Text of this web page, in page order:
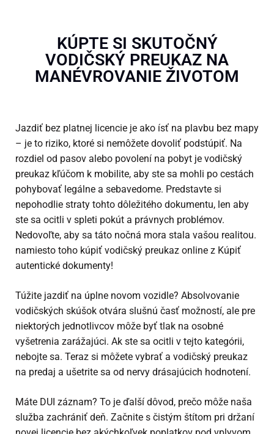
KÚPTE SI SKUTOČNÝ
VODIČSKÝ PREUKAZ NA
MANÉVROVANIE ŽIVOTOM
Jazdiť bez platnej licencie je ako ísť na plavbu bez mapy
– je to riziko, ktoré si nemôžete dovoliť podstúpiť. Na
rozdiel od pasov alebo povolení na pobyt je vodičský
preukaz kľúčom k mobilite, aby ste sa mohli po cestách
pohybovať legálne a sebavedome. Predstavte si
nepohodlie straty tohto dôležitého dokumentu, len aby
ste sa ocitli v spleti pokút a právnych problémov.
Nedovoľte, aby sa táto nočná mora stala vašou realitou.
namiesto toho kúpiť vodičský preukaz online z Kúpiť
autentické dokumenty!
Túžite jazdiť na úplne novom vozidle? Absolvovanie
vodičských skúšok otvára slušnú časť možností, ale pre
niektorých jednotlivcov môže byť tlak na osobné
vyšetrenia zarážajúci. Ak ste sa ocitli v tejto kategórii,
nebojte sa. Teraz si môžete vybrať a vodičský preukaz
na predaj a ušetrite sa od nervy drásajúcich hodnotení.
Máte DUI záznam? To je ďalší dôvod, prečo môže naša
služba zachrániť deň. Začnite s čistým štítom pri držaní